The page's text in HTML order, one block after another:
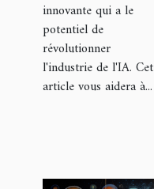
innovante qui a le
potentiel de
révolutionner
l'industrie de l'IA. Cet
article vous aidera à...